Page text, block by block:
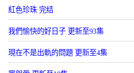
紅色珍珠 完结
我們愉快的好日子 更新至93集
現在不是出軌的問題 更新至4集